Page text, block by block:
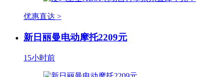
优惠直达 >
新日丽曼电动摩托2209元
15小时前